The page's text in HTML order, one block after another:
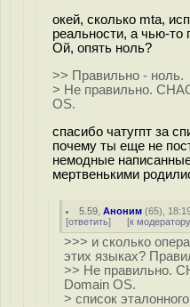
окей, сколько mta,
реальности, а чью-
Ой, опять ноль?
>> Правильно - ноль.
> Не правильно.
OS.
спасибо чатугпт за
почему ты еще не
немодные
мертвенькими
5.59 ,Аноним (65),
[ответить] [к модератору
>>> и сколько
этих языках?
>> Не правильно.
Domain OS.
> список